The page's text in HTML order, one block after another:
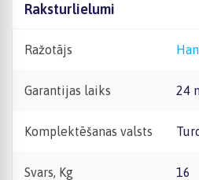
Raksturlielumi
Ražotājs
Garantijas laiks 24
Komplektēšanas valsts
Svars, Kg 16